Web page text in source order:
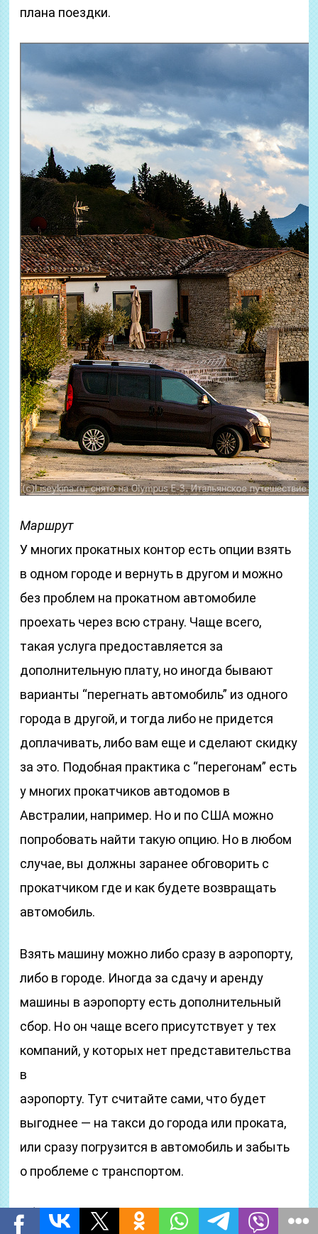
плана поездки.
Маршрут
У многих прокатных контор есть опции взять
в одном городе и вернуть в другом и можно
без проблем на прокатном автомобиле
проехать через всю страну. Чаще всего,
такая услуга предоставляется за
дополнительную плату, но иногда бывают
варианты “перегнать автомобиль” из одного
города в другой, и тогда либо не придется
доплачивать, либо вам еще и сделают скидку
за это. Подобная практика с “перегонам” есть
у многих прокатчиков автодомов в
Австралии, например. Но и по США можно
попробовать найти такую опцию. Но в любом
случае, вы должны заранее обговорить с
прокатчиком где и как будете возвращать
автомобиль.
Взять машину можно либо сразу в аэропорту,
либо в городе. Иногда за сдачу и аренду
машины в аэропорту есть дополнительный
сбор. Но он чаще всего присутствует у тех
компаний, у которых нет представительства
в
аэропорту. Тут считайте сами, что будет
выгоднее — на такси до города или проката,
или сразу погрузится в автомобиль и забыть
о проблеме с транспортом.
Обязательно прикиньте ориентировочный